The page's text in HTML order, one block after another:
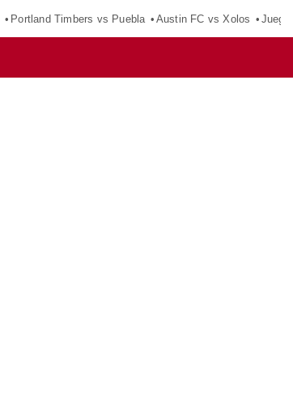
Portland Timbers vs Puebla Austin FC vs Xolos